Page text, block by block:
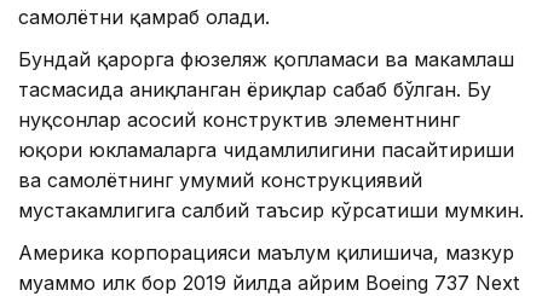
самолётни қамраб олади.
Бундай қарорга фюзеляж қопламаси ва маҳкамлаш
тасмасида аниқланган ёриқлар сабаб бўлган. Бу
нуқсонлар асосий конструктив элементнинг
юқори юкламаларга чидамлилигини пасайтириши
ва самолётнинг умумий конструкциявий
мустаҳкамлигига салбий таъсир кўрсатиши мумкин.
Америка корпорацияси маълум қилишича, мазкур
муаммо илк бор 2019 йилда айрим Boeing 737 Next